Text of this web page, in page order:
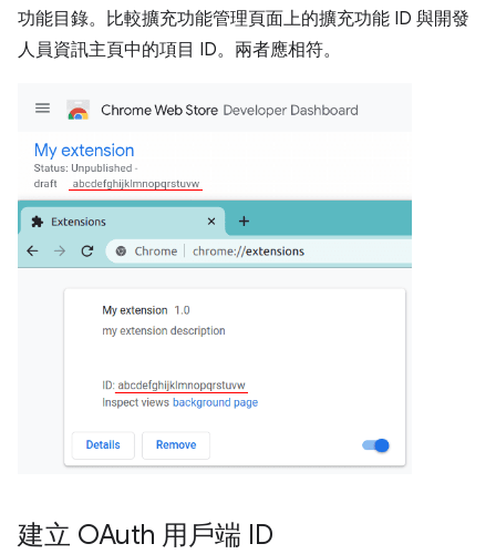
功能目錄。比較擴充功能管理頁面上的擴充功能 ID 與開發
人員資訊主頁中的項目 ID。兩者應相符。
建立 OAuth 用戶端 ID